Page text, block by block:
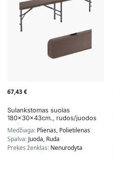
67,43€
Sulankstomas suolas
180x30x43cm., rudos/juodos
spalvos
Medžiaga: Plienas, Polietilenas
Spalva: Juoda, Ruda
Prekės ženklas: Nenurodyta